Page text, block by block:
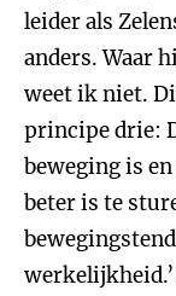
leider als
anders. Waar
weet ik niet.
principe drie:
beweging is
beter is te